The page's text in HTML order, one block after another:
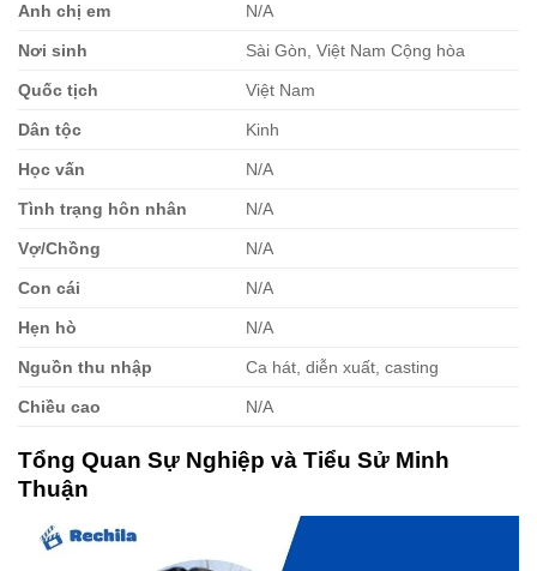
Anh chị em N/A
Nơi sinh Sài Gòn, Việt Nam Cộng hòa
Quốc tịch Việt Nam
Dân tộc Kinh
Học vấn N/A
Tình trạng hôn nhân N/A
Vợ/Chồng N/A
Con cái N/A
Hẹn hò N/A
Nguồn thu nhập Ca hát, diễn xuất, casting
Chiều cao N/A
Tổng Quan Sự Nghiệp và Tiểu Sử Minh
Thuận